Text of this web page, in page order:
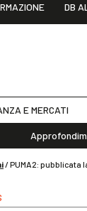
DB
E MERCATI
/PUMA2: pubblicata